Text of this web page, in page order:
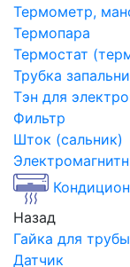
Термометр,
Термопара
Термостат
Трубка
Тэн для
Фильтр
Шток (сальник)
Назад
Гайка для
Датчик